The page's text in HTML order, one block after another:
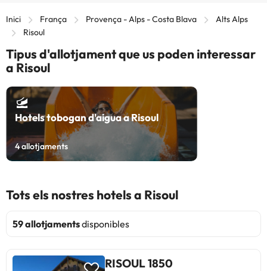
Inici França Provença - Alps - Costa Blava
Alts Alps
Risoul
Tipus d'allotjament que us poden interessar
a Risoul
Hotels tobogan d'aigua a Risoul
4allotjaments
Tots els nostres hotels a Risoul
59 allotjamentsdisponibles
RISOUL 1850